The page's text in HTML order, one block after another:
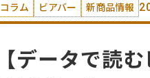
コラム ビアバー 新商品情報
【データで読